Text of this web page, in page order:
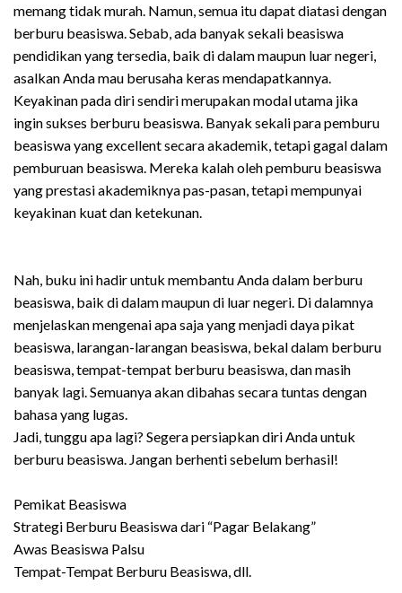
memang tidak murah. Namun, semua itu dapat diatasi dengan
berburu beasiswa. Sebab, ada banyak sekali beasiswa
pendidikan yang tersedia, baik di dalam maupun luar negeri,
asalkan Anda mau berusaha keras mendapatkannya.
Keyakinan pada diri sendiri merupakan modal utama jika
ingin sukses berburu beasiswa. Banyak sekali para pemburu
beasiswa yang excellent secara akademik, tetapi gagal dalam
pemburuan beasiswa. Mereka kalah oleh pemburu beasiswa
yang prestasi akademiknya pas-pasan, tetapi mempunyai
keyakinan kuat dan ketekunan.
Nah, buku ini hadir untuk membantu Anda dalam berburu
beasiswa, baik di dalam maupun di luar negeri. Di dalamnya
menjelaskan mengenai apa saja yang menjadi daya pikat
beasiswa, larangan-larangan beasiswa, bekal dalam berburu
beasiswa, tempat-tempat berburu beasiswa, dan masih
banyak lagi. Semuanya akan dibahas secara tuntas dengan
bahasa yang lugas.
Jadi, tunggu apa lagi? Segera persiapkan diri Anda untuk
berburu beasiswa. Jangan berhenti sebelum berhasil!
Pemikat Beasiswa
Strategi Berburu Beasiswa dari “Pagar Belakang”
Awas Beasiswa Palsu
Tempat-Tempat Berburu Beasiswa, dll.